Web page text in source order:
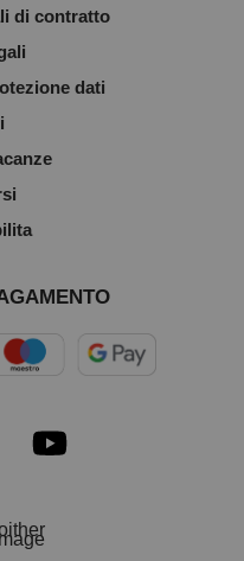
di contratto
dati